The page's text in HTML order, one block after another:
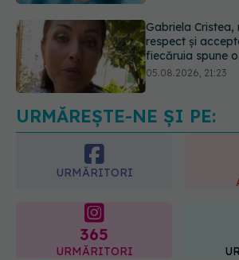
Medicii de la
unul dintre cele
mituri despre
URMĂREȘTE-NE ȘI PE:
URMĂRITORI
365
URMĂRITORI